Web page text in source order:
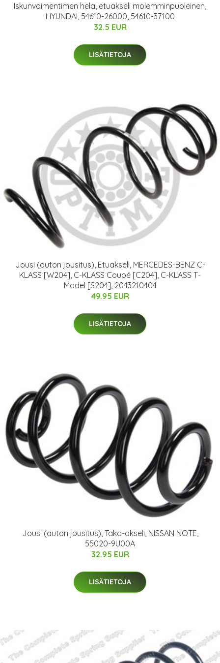
Iskunvaimentimen hela, etuakseli molemminpuoleinen,
HYUNDAI, 54610-26000, 54610-37100
32.5 EUR
LISÄTIETOJA
Jousi (auton jousitus), Etuakseli, MERCEDES-BENZ C-
KLASS [W204], C-KLASS Coupé [C204], C-KLASS T-
Model [S204], 2043210404
49.95 EUR
LISÄTIETOJA
Jousi (auton jousitus), Taka-akseli, NISSAN NOTE,
55020-9U00A
32.95 EUR
LISÄTIETOJA